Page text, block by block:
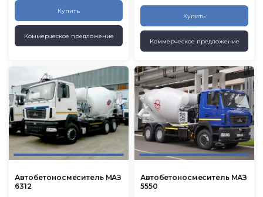
Купить
Коммерческое предложение
Купить
Коммерческое предложение
Автобетоносмеситель МАЗ
6312
Автобетоносмеситель МАЗ
5550